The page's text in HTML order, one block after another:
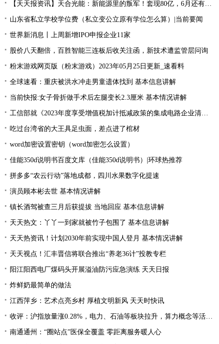
【天天报资讯】天合光能：新能源里的叛军！套现80亿，6月还有一个大雷
山东省私立学校学位费（私立变公立原有学位怎么算）|当前要闻
世界新消息丨上周新增IPO申报企业11家
股价八天翻倍，百胜智能三连板后收关注函，新技术遭监管层问询
粉末游戏网页版（粉末游戏）2023年05月25日更新_速看料
全球速看：重庆被洪水冲走男童遗体找到 基本信息讲解
当前快报:女子骨折做手术后左腿变长2.3厘米 基本情况讲解
工信部就《2023年度享受增值税加计抵减政策的集成电路企业清单制定工作有关要求》征求意见
吃过台湾省的大王具足虫面，差点进了棺材
word加密设置密钥（word加密怎么设置）
佳能350d说明书百度文库（佳能350d说明书）|环球热推荐
拼多多“农云行动”落地成都，四川水果数字化提速
演员顾本彬去世 基本情况讲解
镇长酒驾被查三月后获提拔 当地回应 基本信息讲解
天天热文：丫丫一到家就被竹子包围了 基本信息讲解
天天热资讯！计划2030年前实现中国人登月 基本情况讲解
天天视点！汇丰晋信将联合推出“养老36计”投教专栏
阳江阳西电厂煤码头开展溢油防污应急演练 天天日报
炸鲜奶最简单的做法
江西萍乡：艺术点亮乡村 厚植文明新风 天天时快讯
收评：沪指放量涨0.28%，电力、石油等板块拉升，算力概念等活跃 每日关注
南通通州：“圈站点”医保全覆盖 零距离服务暖人心